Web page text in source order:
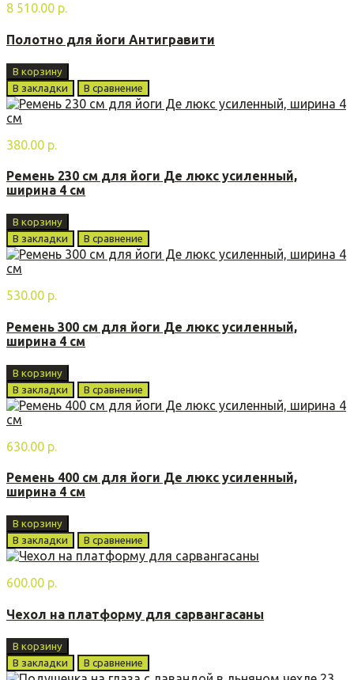
8 510.00 р.
Полотно для йоги Антигравити
В корзину
В закладки
В сравнение
380.00 р.
Ремень 230 см для йоги Де люкс усиленный,
ширина 4 см
В корзину
В закладки
В сравнение
530.00 р.
Ремень 300 см для йоги Де люкс усиленный,
ширина 4 см
В корзину
В закладки
В сравнение
630.00 р.
Ремень 400 см для йоги Де люкс усиленный,
ширина 4 см
В корзину
В закладки
В сравнение
600.00 р.
Чехол на платформу для сарвангасаны
В корзину
В закладки
В сравнение